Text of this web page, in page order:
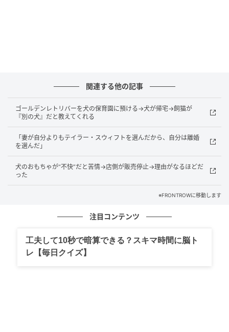
じつはミンガスが逮捕されるのはこれが初めてではな
関連する他の記事
ゴールデンレトリバーを犬の保育園に預ける→犬が帰宅→飼猫が
『別の犬』だと教えてくれる
「妻が自分よりもテイラー・スウィフトを選んだから、自分は離婚
を選んだ」
犬のおもちゃが“不快”だと苦情→店側が販売停止→理由がなるほどだ
った
※FRONTROWに移動します
注目コンテンツ
工夫して10秒で暗算できる？スキマ時間に脳ト
レ【毎日クイズ】